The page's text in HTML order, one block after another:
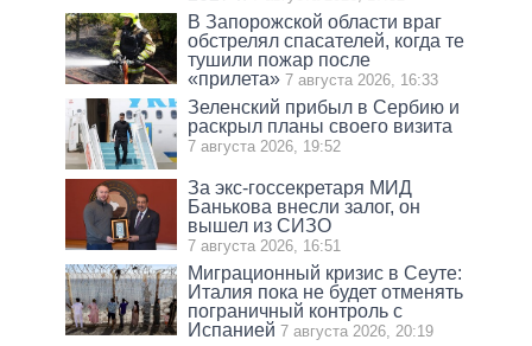
В Запорожской области враг
обстрелял спасателей, когда те
тушили пожар после
«прилета» 7 августа 2026, 16:33
Зеленский прибыл в Сербию и
раскрыл планы своего визита
7 августа 2026, 19:52
За экс-госсекретаря МИД
Банькова внесли залог, он
вышел из СИЗО
7 августа 2026, 16:51
Миграционный кризис в Сеуте:
Италия пока не будет отменять
пограничный контроль с
Испанией 7 августа 2026, 20:19